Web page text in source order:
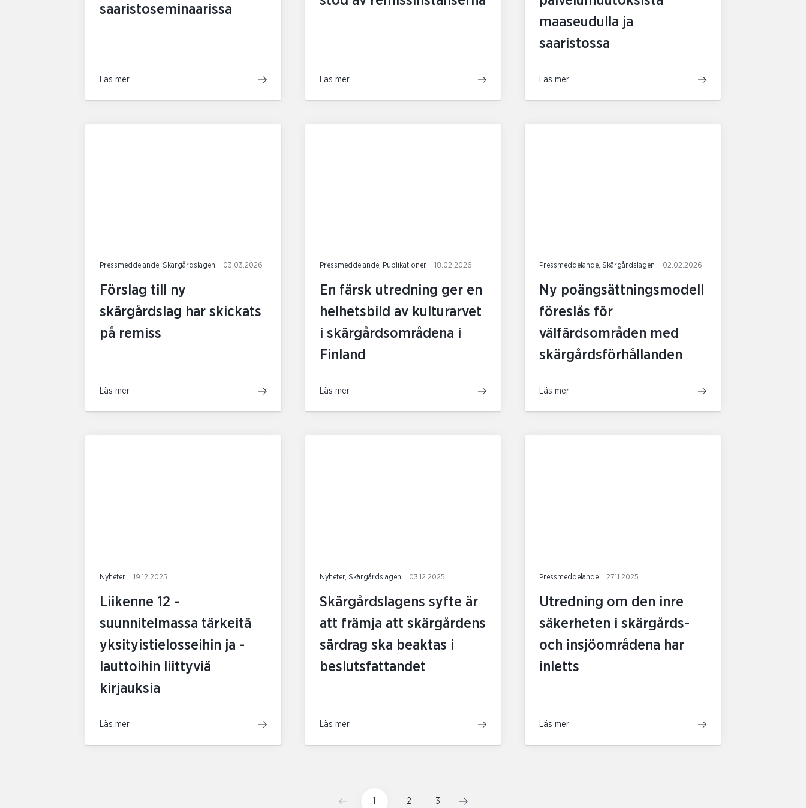
saaristoseminaarissa
Läs mer Läs mer
maaseudulla ja
saaristossa
Läs mer
Pressmeddelande, Skärgårdslagen 03.03.2026
Förslag till ny
skärgårdslag har skickats
på remiss
Läs mer
Pressmeddelande, Publikationer 18.02.2026
En färsk utredning ger en
helhetsbild av kulturarvet
i skärgårdsområdena i
Finland
Läs mer
Pressmeddelande, Skärgårdslagen 02.02.2026
Ny poängsättningsmodell
föreslås för
välfärdsområden med
skärgårdsförhållanden
Läs mer
Nyheter 19.12.2025
Liikenne 12 -
suunnitelmassa tärkeitä
yksityistielosseihin ja -
lauttoihin liittyviä
kirjauksia
Läs mer
Nyheter, Skärgårdslagen 03.12.2025
Skärgårdslagens syfte är
att främja att skärgårdens
särdrag ska beaktas i
beslutsfattandet
Läs mer
Pressmeddelande 27.11.2025
Utredning om den inre
säkerheten i skärgårds-
och insjöområdena har
inletts
Läs mer
2 3